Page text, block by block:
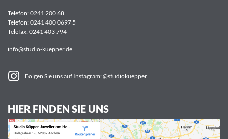
Telefon:0241 200 68
Telefon:0241 400 0697 5
Telefax: 0241 403 794
info@studio-kuepper.de
Folgen Sie uns auf Instagram: @studiokuepper
HIER FINDEN SIE UNS